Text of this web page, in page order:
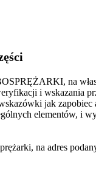
na
i wskazania
jak
elementów, i
na adres